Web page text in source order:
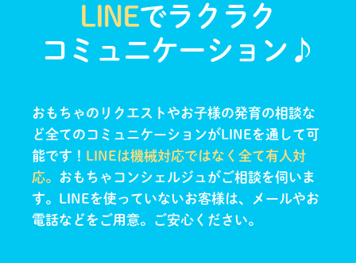
LINEでラクラク
コミュニケーション♪
おもちゃのリクエストやお子様の発育の相談な
ど全てのコミュニケーションがLINEを通して可
能です！ LINEは機械対応ではなく全て有人対
応。 おもちゃコンシェルジュがご相談を伺いま
す。 LINEを使っていないお客様は、メールやお
電話などをご用意。ご安心ください。